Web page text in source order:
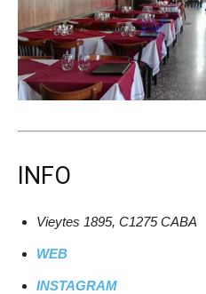
INFO
Vieytes 1895, C1275 CABA
WEB
INSTAGRAM